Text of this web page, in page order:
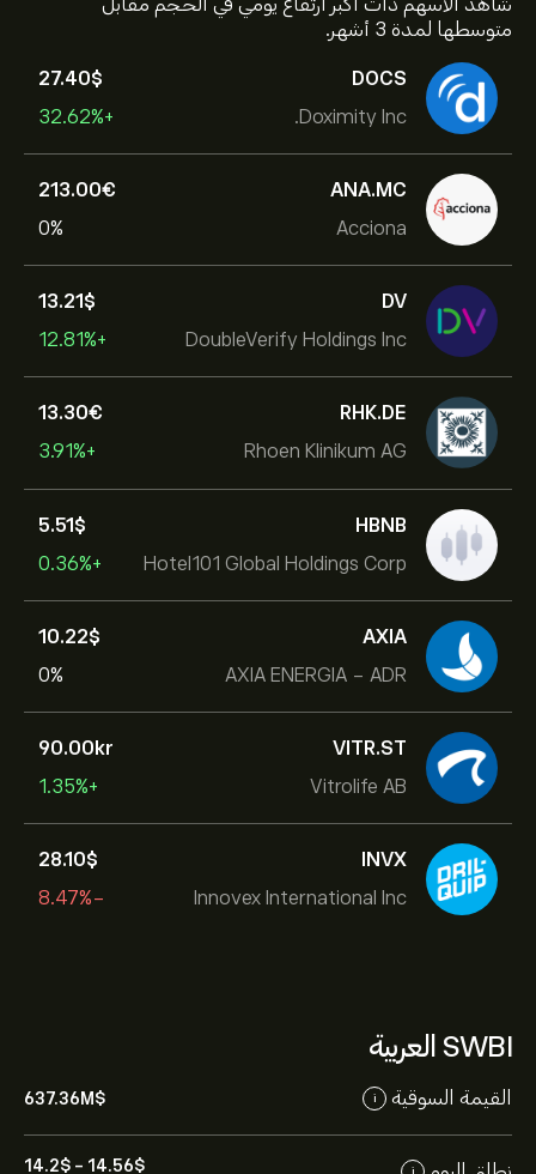
شاهد الأسهم ذات أكبر ارتفاع يومي في الحجم مقابل
متوسطها لمدة 3 أشهر.
DOCS
Doximity Inc.
27.40‎$‎
+32.62%
ANA.MC
Acciona
213.00‎€‎
0%
DV
DoubleVerify Holdings Inc
13.21‎$‎
+12.81%
RHK.DE
Rhoen Klinikum AG
13.30‎€‎
+3.91%
HBNB
Hotel101 Global Holdings Corp
5.51‎$‎
+0.36%
AXIA
AXIA ENERGIA - ADR
10.22‎$‎
0%
VITR.ST
Vitrolife AB
90.00‎kr‎
+1.35%
INVX
Innovex International Inc
28.10‎$‎
-8.47%
SWBI العربية
القيمة السوقية i
637.36M‎$‎
i
14.2‎$‎ - 14.56‎$‎